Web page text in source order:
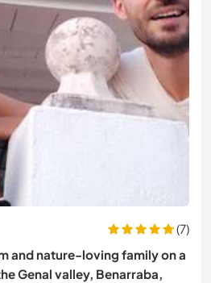
(7)
and nature-loving family on a
Genal valley, Benarraba,